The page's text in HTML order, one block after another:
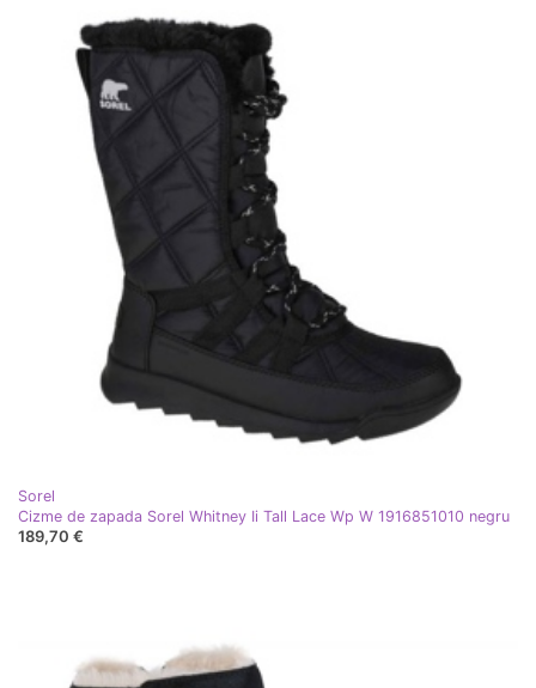
Sorel
Cizme de zapada Sorel Whitney Ii Tall Lace Wp W 1916851010 negru
189,70 €